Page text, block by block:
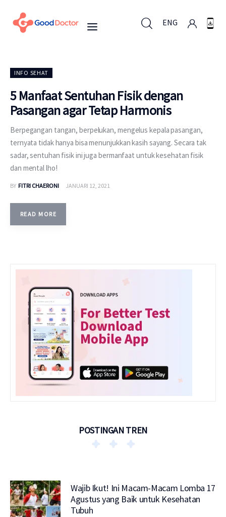
ENG
Untuk Bisnis
Untuk Anda
Mengapa Good Doctor
Berita
Layanan
INFO SEHAT
5 Manfaat Sentuhan Fisik dengan
Pasangan agar Tetap Harmonis
Berpegangan tangan, berpelukan, mengelus kepala pasangan,
ternyata tidak hanya bisa menunjukkan kasih sayang. Secara tak
sadar, sentuhan fisik ini juga bermanfaat untuk kesehatan fisik
dan mental lho!
BY FITRI CHAERONI JANUARI 12, 2021
READ MORE
POSTINGAN TREN
Wajib Ikut! Ini Macam-Macam Lomba 17
Agustus yang Baik untuk Kesehatan
Tubuh